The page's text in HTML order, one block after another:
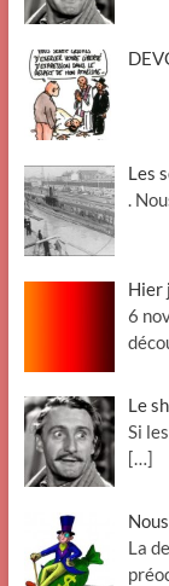
Les
.
Hier
6
Le
Si
[…]
La